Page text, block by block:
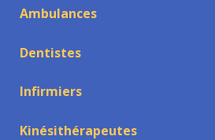
Ambulances
Dentistes
Infirmiers
Kinésithérapeutes